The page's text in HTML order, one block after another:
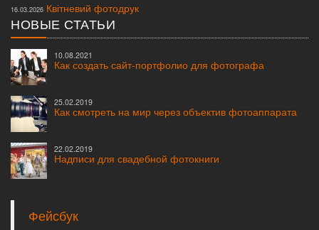
16.03.2026 Квітневий фотодрук
НОВЫЕ СТАТЬИ
10.08.2021
Как создать сайт-портфолио для фотографа
25.02.2019
Как смотреть на мир через объектив фотоаппарата
22.02.2019
Надписи для свадебной фотокниги
Фейсбук